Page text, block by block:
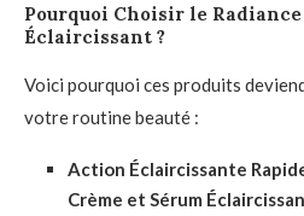
Pourquoi Choisir le Radiance
Éclaircissant ?
Voici pourquoi ces produits
votre routine beauté :
Action Éclaircissante
Crème et Sérum